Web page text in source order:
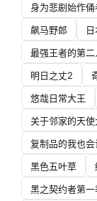
身为悲剧始作
飙马野郎
最强王者的第二
明日之丈2
悠哉日常大王
关于邻家的天
复制品的我也会
黑色五叶草
黑之契约者第一